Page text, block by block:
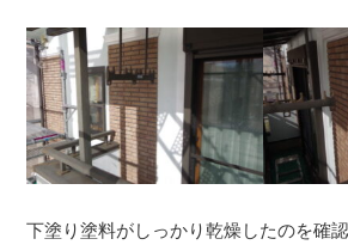
下塗り塗料がしっかり乾燥したのを確